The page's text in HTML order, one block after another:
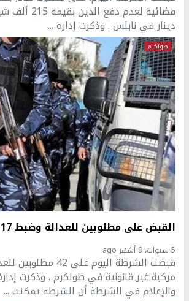
دينار في نابلس . وذكرت إدارة ...
طولكرم
القبض على مطلوبين للعدالة وضبط 17 مركبة بطولكرم
5 سنوات، 9 أشهر ago
مركبة غير قانونية في طولكرم . وذكرت
والإعلام في الشرطة أن الشرطة تمكنت ...